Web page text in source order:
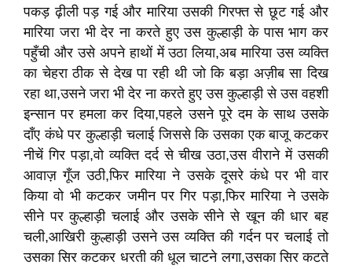
पकड़ ढ़ीली पड़ गई और मारिया उसकी गिरफ्त से छूट गई और
मारिया जरा भी देर ना करते हुए उस कुल्हाड़ी के पास भाग कर
पहुँची और उसे अपने हाथों में उठा लिया,अब मारिया उस व्यक्ति
का चेहरा ठीक से देख पा रही थी जो कि बड़ा अज़ीब सा दिख
रहा था,उसने जरा भी देर ना करते हुए उस कुल्हाड़ी से उस वहशी
इन्सान पर हमला कर दिया,पहले उसने पूरे दम के साथ उसके
दाँए कंधे पर कुल्हाड़ी चलाई जिससे कि उसका एक बाजू कटकर
नीचें गिर पड़ा,वो व्यक्ति दर्द से चीख उठा,उस वीराने में उसकी
आवाज़ गूँज उठी,फिर मारिया ने उसके दूसरे कंधे पर भी वार
किया वो भी कटकर जमीन पर गिर पड़ा,फिर मारिया ने उसके
सीने पर कुल्हाड़ी चलाई और उसके सीने से खून की धार बह
चली,आखिरी कुल्हाड़ी उसने उस व्यक्ति की गर्दन पर चलाई तो
उसका सिर कटकर धरती की धूल चाटने लगा,उसका सिर कटते